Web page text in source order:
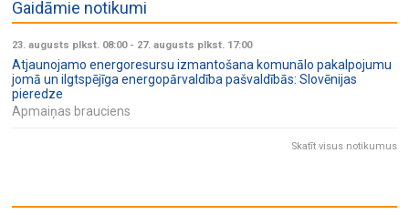
n
Gaidāmie notikumi
23. augusts plkst. 08:00- 27. augusts plkst. 17:00
Atjaunojamo energoresursu izmantošana komunālo pakalpojumu
jomā un ilgtspējīga energopārvaldība pašvaldībās: Slovēnijas
pieredze
Apmaiņas brauciens
Skatīt visus notikumus